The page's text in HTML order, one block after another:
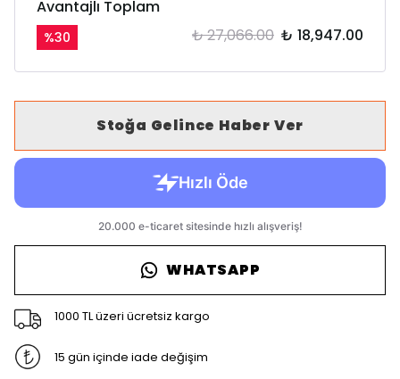
Avantajlı Toplam
%30 ₺ 27,066.00 ₺ 18,947.00
Stoğa Gelince Haber Ver
WHATSAPP
1000 TL üzeri ücretsiz kargo
15 gün içinde iade değişim